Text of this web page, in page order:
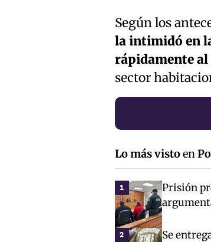
Según los
la intimidó en
rápidamente
sector
Lo más vistoen
1
Prisión
2
Se